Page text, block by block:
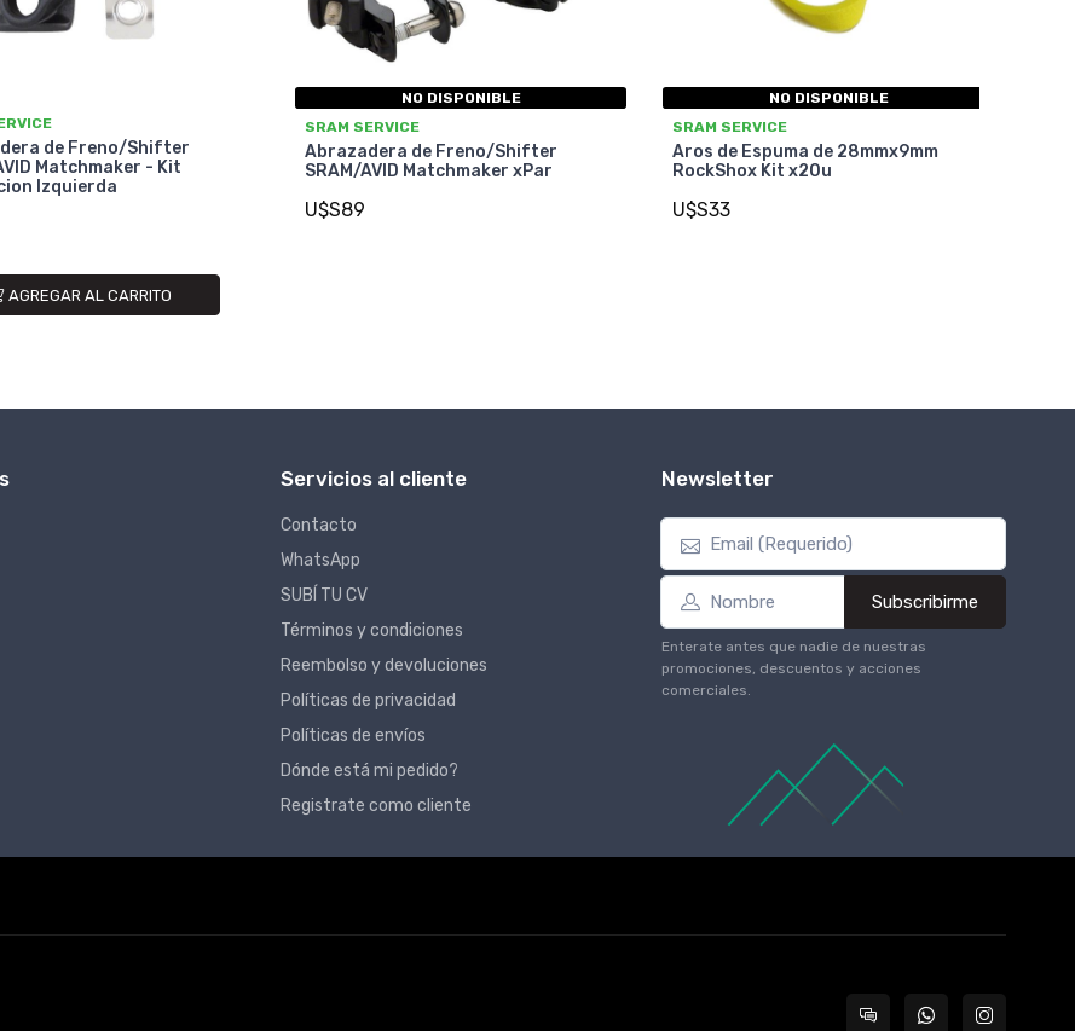
de Freno/Shifter
Matchmaker - Kit
Izquierda
AGREGAR AL CARRITO
NO DISPONIBLE
SRAM SERVICE
Abrazadera de Freno/Shifter
SRAM/AVID Matchmaker xPar
U$S89
NO DISPONIBLE
SRAM SERVICE
Aros de Espuma de 28mmx9mm
RockShox Kit x20u
U$S33
Servicios al cliente
Contacto
WhatsApp
SUBÍ TU CV
Términos y condiciones
Reembolso y devoluciones
Políticas de privacidad
Políticas de envíos
Dónde está mi pedido?
Registrate como cliente
Newsletter
Subscribirme
Enterate antes que nadie de nuestras
promociones, descuentos y acciones
comerciales.